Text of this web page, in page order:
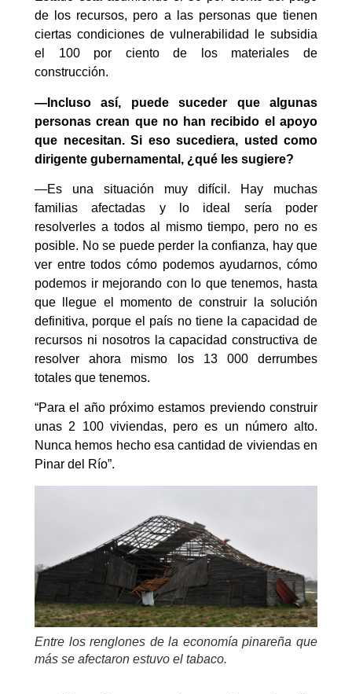
de los recursos, pero a las personas que tienen
ciertas condiciones de vulnerabilidad le subsidia
el 100 por ciento de los materiales de
construcción.
—Incluso así, puede suceder que algunas
personas crean que no han recibido el apoyo
que necesitan. Si eso sucediera, usted como
dirigente gubernamental, ¿qué les sugiere?
—Es una situación muy difícil. Hay muchas
familias afectadas y lo ideal sería poder
resolverles a todos al mismo tiempo, pero no es
posible. No se puede perder la confianza, hay que
ver entre todos cómo podemos ayudarnos, cómo
podemos ir mejorando con lo que tenemos, hasta
que llegue el momento de construir la solución
definitiva, porque el país no tiene la capacidad de
recursos ni nosotros la capacidad constructiva de
resolver ahora mismo los 13 000 derrumbes
totales que tenemos.
“Para el año próximo estamos previendo construir
unas 2 100 viviendas, pero es un número alto.
Nunca hemos hecho esa cantidad de viviendas en
Pinar del Río”.
Entre los renglones de la economía pinareña que
más se afectaron estuvo el tabaco.